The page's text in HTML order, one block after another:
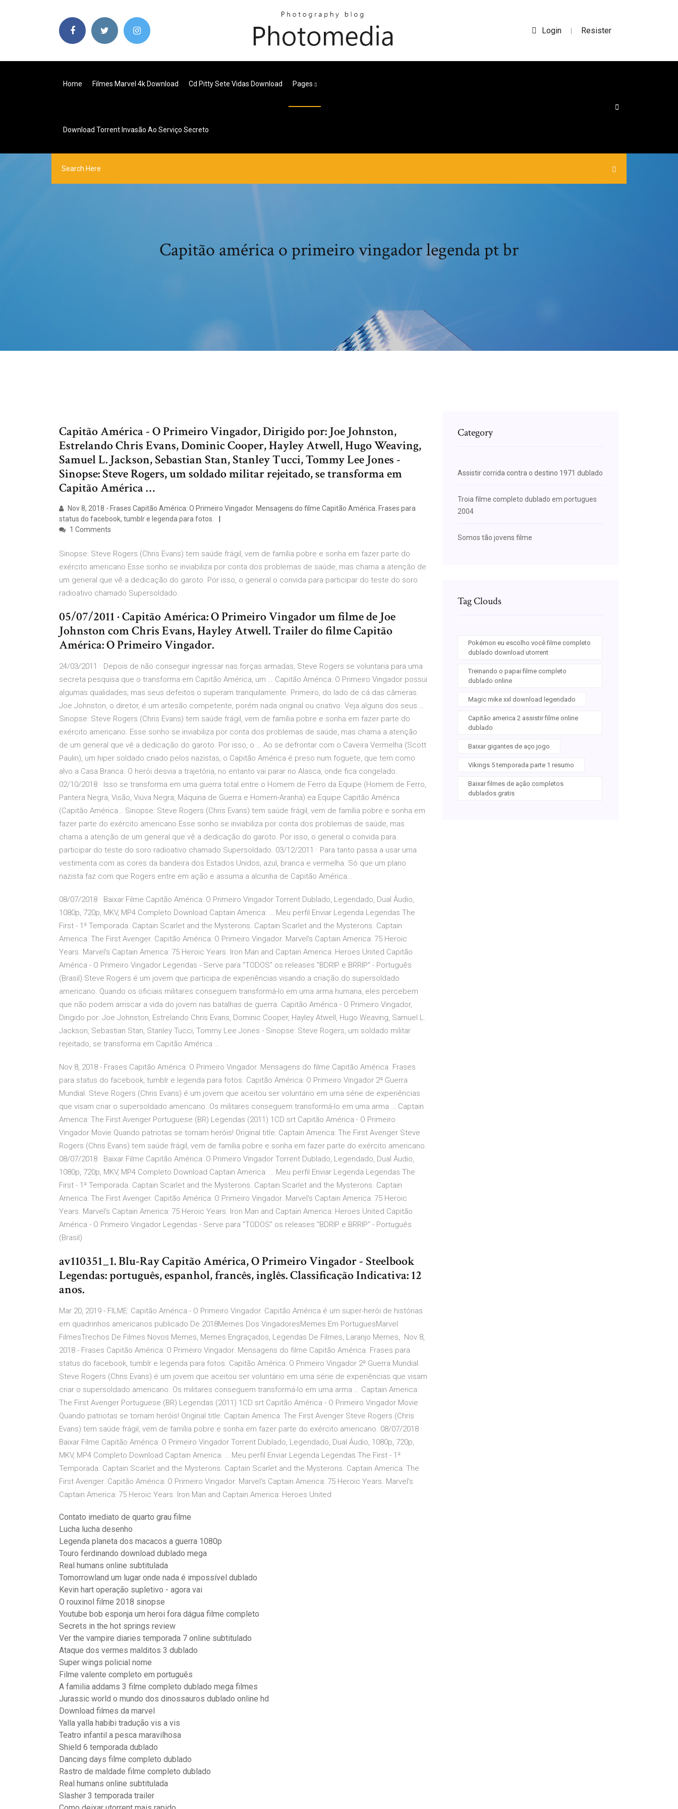
Login | Resister
Home Filmes Marvel 4k Download Cd Pitty Sete Vidas Download Pages
Download Torrent Invasão Ao Serviço Secreto
Capitão américa o primeiro vingador legenda pt br
Capitão América - O Primeiro Vingador, Dirigido por: Joe Johnston,
Estrelando Chris Evans, Dominic Cooper, Hayley Atwell, Hugo Weaving,
Samuel L. Jackson, Sebastian Stan, Stanley Tucci, Tommy Lee Jones -
Sinopse: Steve Rogers, um soldado militar rejeitado, se transforma em
Capitão América …
Nov 8, 2018 - Frases Capitão América: O Primeiro Vingador. Mensagens do filme Capitão América. Frases para
status do facebook, tumblr e legenda para fotos.
1 Comments
Sinopse: Steve Rogers (Chris Evans) tem saúde frágil, vem de família pobre e sonha em fazer parte do
exército americano.Esse sonho se inviabiliza por conta dos problemas de saúde, mas chama a atenção de
um general que vê a dedicação do garoto. Por isso, o general o convida para participar do teste do soro
radioativo chamado Supersoldado.
05/07/2011 · Capitão América: O Primeiro Vingador um filme de Joe
Johnston com Chris Evans, Hayley Atwell. Trailer do filme Capitão
América: O Primeiro Vingador.
24/03/2011 · Depois de não conseguir ingressar nas forças armadas, Steve Rogers se voluntaria para uma
secreta pesquisa que o transforma em Capitão América, um … Capitão América: O Primeiro Vingador possui
algumas qualidades, mas seus defeitos o superam tranquilamente. Primeiro, do lado de cá das câmeras.
Joe Johnston, o diretor, é um artesão competente, porém nada original ou criativo. Veja alguns dos seus …
Sinopse: Steve Rogers (Chris Evans) tem saúde frágil, vem de família pobre e sonha em fazer parte do
exército americano. Esse sonho se inviabiliza por conta dos problemas de saúde, mas chama a atenção
de um general que vê a dedicação do garoto. Por isso, o … Ao se defrontar com o Caveira Vermelha (Scott
Paulin), um hiper soldado criado pelos nazistas, o Capitão América é preso num foguete, que tem como
alvo a Casa Branca. O herói desvia a trajetória, no entanto vai parar no Alasca, onde fica congelado.
02/10/2018 · Isso se transforma em uma guerra total entre o Homem de Ferro da Equipe (Homem de Ferro,
Pantera Negra, Visão, Viúva Negra, Máquina de Guerra e Homem-Aranha) ea Equipe Capitão América
(Capitão América… Sinopse: Steve Rogers (Chris Evans) tem saúde frágil, vem de família pobre e sonha em
fazer parte do exército americano.Esse sonho se inviabiliza por conta dos problemas de saúde, mas
chama a atenção de um general que vê a dedicação do garoto. Por isso, o general o convida para
participar do teste do soro radioativo chamado Supersoldado. 03/12/2011 · Para tanto passa a usar uma
vestimenta com as cores da bandeira dos Estados Unidos, azul, branca e vermelha. Só que um plano
nazista faz com que Rogers entre em ação e assuma a alcunha de Capitão América…
08/07/2018 · Baixar Filme Capitão América: O Primeiro Vingador Torrent Dublado, Legendado, Dual Áudio,
1080p, 720p, MKV, MP4 Completo Download Captain America: … Meu perfil Enviar Legenda Legendas The
First - 1ª Temporada. Captain Scarlet and the Mysterons. Captain Scarlet and the Mysterons. Captain
America: The First Avenger. Capitão América: O Primeiro Vingador. Marvel's Captain America: 75 Heroic
Years. Marvel's Captain America: 75 Heroic Years. Iron Man and Captain America: Heroes United Capitão
América - O Primeiro Vingador Legendas - Serve para "TODOS" os releases "BDRIP e BRRIP" - Português
(Brasil) Steve Rogers é um jovem que participa de experiências visando a criação do supersoldado
americano. Quando os oficiais militares conseguem transformá-lo em uma arma humana, eles percebem
que não podem arriscar a vida do jovem nas batalhas de guerra. Capitão América - O Primeiro Vingador,
Dirigido por: Joe Johnston, Estrelando Chris Evans, Dominic Cooper, Hayley Atwell, Hugo Weaving, Samuel L.
Jackson, Sebastian Stan, Stanley Tucci, Tommy Lee Jones - Sinopse: Steve Rogers, um soldado militar
rejeitado, se transforma em Capitão América …
Nov 8, 2018 - Frases Capitão América: O Primeiro Vingador. Mensagens do filme Capitão América. Frases
para status do facebook, tumblr e legenda para fotos. Capitão América: O Primeiro Vingador 2ª Guerra
Mundial. Steve Rogers (Chris Evans) é um jovem que aceitou ser voluntário em uma série de experiências
que visam criar o supersoldado americano. Os militares conseguem transformá-lo em uma arma … Captain
America: The First Avenger Portuguese (BR) Legendas (2011) 1CD srt Capitão América - O Primeiro
Vingador Movie Quando patriotas se tornam heróis! Original title: Captain America: The First Avenger Steve
Rogers (Chris Evans) tem saúde frágil, vem de família pobre e sonha em fazer parte do exército americano.
08/07/2018 · Baixar Filme Capitão América: O Primeiro Vingador Torrent Dublado, Legendado, Dual Áudio,
1080p, 720p, MKV, MP4 Completo Download Captain America: … Meu perfil Enviar Legenda Legendas The
First - 1ª Temporada. Captain Scarlet and the Mysterons. Captain Scarlet and the Mysterons. Captain
America: The First Avenger. Capitão América: O Primeiro Vingador. Marvel's Captain America: 75 Heroic
Years. Marvel's Captain America: 75 Heroic Years. Iron Man and Captain America: Heroes United Capitão
América - O Primeiro Vingador Legendas - Serve para "TODOS" os releases "BDRIP e BRRIP" - Português
(Brasil)
av110351_1. Blu-Ray Capitão América, O Primeiro Vingador - Steelbook
Legendas: português, espanhol, francês, inglês. Classificação Indicativa: 12
anos.
Mar 20, 2019 - FILME: Capitão América - O Primeiro Vingador. Capitão América é um super-herói de histórias
em quadrinhos americanos publicado De 2018Memes Dos VingadoresMemes Em PortuguesMarvel
FilmesTrechos De Filmes Novos Memes, Memes Engraçados, Legendas De Filmes, Laranjo Memes, Nov 8,
2018 - Frases Capitão América: O Primeiro Vingador. Mensagens do filme Capitão América. Frases para
status do facebook, tumblr e legenda para fotos. Capitão América: O Primeiro Vingador 2ª Guerra Mundial.
Steve Rogers (Chris Evans) é um jovem que aceitou ser voluntário em uma série de experiências que visam
criar o supersoldado americano. Os militares conseguem transformá-lo em uma arma … Captain America:
The First Avenger Portuguese (BR) Legendas (2011) 1CD srt Capitão América - O Primeiro Vingador Movie
Quando patriotas se tornam heróis! Original title: Captain America: The First Avenger Steve Rogers (Chris
Evans) tem saúde frágil, vem de família pobre e sonha em fazer parte do exército americano. 08/07/2018 ·
Baixar Filme Capitão América: O Primeiro Vingador Torrent Dublado, Legendado, Dual Áudio, 1080p, 720p,
MKV, MP4 Completo Download Captain America: … Meu perfil Enviar Legenda Legendas The First - 1ª
Temporada. Captain Scarlet and the Mysterons. Captain Scarlet and the Mysterons. Captain America: The
First Avenger. Capitão América: O Primeiro Vingador. Marvel's Captain America: 75 Heroic Years. Marvel's
Captain America: 75 Heroic Years. Iron Man and Captain America: Heroes United
Contato imediato de quarto grau filme
Lucha lucha desenho
Legenda planeta dos macacos a guerra 1080p
Touro ferdinando download dublado mega
Real humans online subtitulada
Tomorrowland um lugar onde nada é impossível dublado
Kevin hart operação supletivo - agora vai
O rouxinol filme 2018 sinopse
Youtube bob esponja um heroi fora dágua filme completo
Secrets in the hot springs review
Ver the vampire diaries temporada 7 online subtitulado
Ataque dos vermes malditos 3 dublado
Super wings policial nome
Filme valente completo em português
A familia addams 3 filme completo dublado mega filmes
Jurassic world o mundo dos dinossauros dublado online hd
Download filmes da marvel
Yalla yalla habibi tradução vis a vis
Teatro infantil a pesca maravilhosa
Shield 6 temporada dublado
Dancing days filme completo dublado
Rastro de maldade filme completo dublado
Real humans online subtitulada
Slasher 3 temporada trailer
Category
Assistir corrida contra o destino 1971 dublado
Troia filme completo dublado em portugues
2004
Somos tão jovens filme
Tag Clouds
Pokémon eu escolho você filme completo
dublado download utorrent
Treinando o papai filme completo
dublado online
Magic mike xxl download legendado
Capitão america 2 assistir filme online
dublado
Baixar gigantes de aço jogo
Vikings 5 temporada parte 1 resumo
Baixar filmes de ação completos
dublados gratis